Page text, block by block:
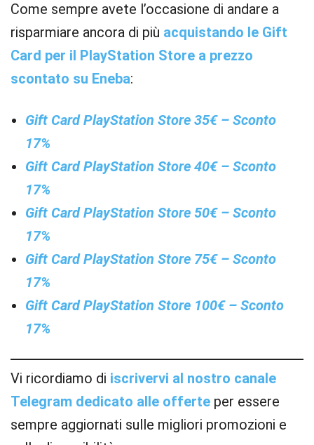
Come sempre avete l’occasione di andare a
risparmiare ancora di più acquistando le Gift
Card per il PlayStation Store a prezzo
scontato su Eneba:
Gift Card PlayStation Store 35€ – Sconto
17%
Gift Card PlayStation Store 40€ – Sconto
17%
Gift Card PlayStation Store 50€ – Sconto
17%
Gift Card PlayStation Store 75€ – Sconto
17%
Gift Card PlayStation Store 100€ – Sconto
17%
Vi ricordiamo di iscrivervi al nostro canale
Telegram dedicato alle offerte per essere
sempre aggiornati sulle migliori promozioni e